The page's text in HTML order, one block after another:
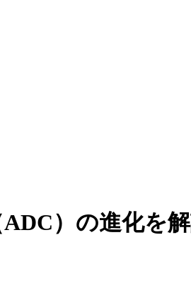
）の進化を